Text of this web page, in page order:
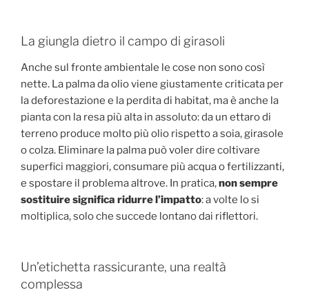
La giungla dietro il campo di girasoli
Anche sul fronte ambientale le cose non sono così
nette. La palma da olio viene giustamente criticata per
la deforestazione e la perdita di habitat, ma è anche la
pianta con la resa più alta in assoluto: da un ettaro di
terreno produce molto più olio rispetto a soia, girasole
o colza. Eliminare la palma può voler dire coltivare
superfici maggiori, consumare più acqua o fertilizzanti,
e spostare il problema altrove. In pratica,non sempre
sostituire significa ridurre l’impatto: a volte lo si
moltiplica, solo che succede lontano dai riflettori.
Un’etichetta rassicurante, una realtà
complessa